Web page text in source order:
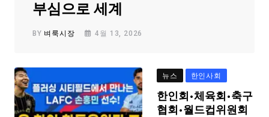
부심으로 세계
BY 벼룩시장 4월 13, 2026
뉴스 한인사회
한인회·체육회·축구
협회·월드컵위원회